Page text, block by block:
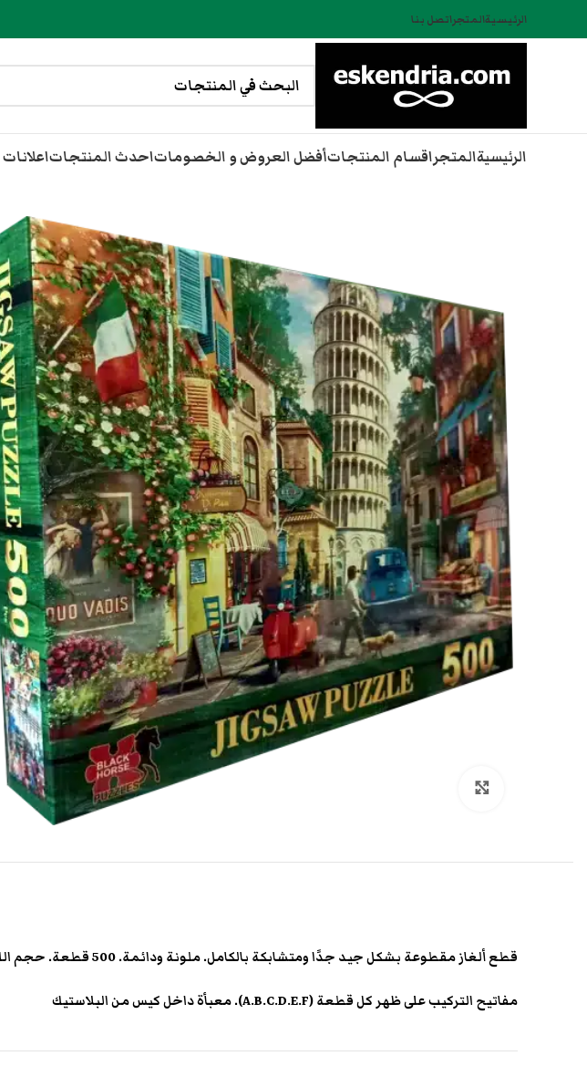
الرئيسيةالمتجراتصل بنا
الرئيسيةالمتجراقسام المنتجاتأفضل العروض و الخصوماتاحدث المنتجات
قطع ألغاز مقطوعة بشكل جيد جدًا ومتشابكة بالكامل. ملونة ودائمة. 500 قطعة. حجم اللغز: 47 × 32 سم عند اكتماله.
مفاتيح التركيب على ظهر كل قطعة (A.B.C.D.E.F). معبأة داخل كيس من البلاستيك